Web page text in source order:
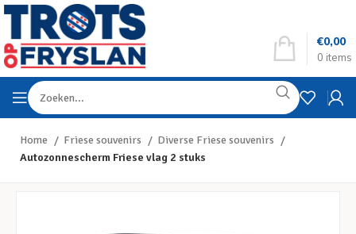
0 items
€0,00
Home Friese souvenirs
Diverse Friese souvenirs
Autozonnescherm Friese vlag 2 stuks